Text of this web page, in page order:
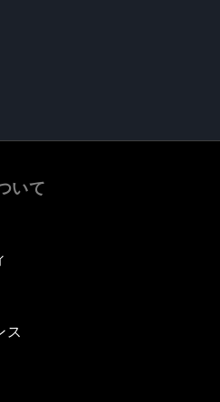
いて
ス